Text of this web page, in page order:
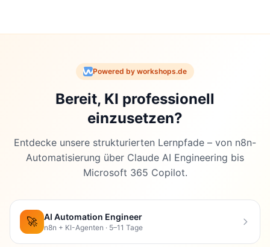
🔬 Technical Review Log
Review-Datum:09.12.2025, 09:11 Uhr
Review-Status:✅ PASSED WITH CHANGES
Konfidenz-Level:HIGH
Vorgenommene Änderungen:
Finanzierungssumme korrigiert
❌Original:“200 Millionen Euro”
Powered by workshops.de
Bereit, KI professionell
einzusetzen?
Entdecke unsere strukturierten Lernpfade – von n8n-
Automatisierung über Claude AI Engineering bis
Microsoft 365 Copilot.
🚀 AI Automation Engineer
n8n + KI-Agenten · 5–11 Tage